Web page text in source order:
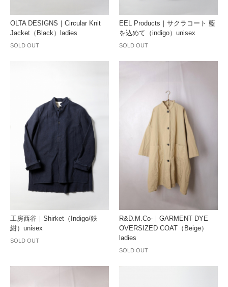
OLTA DESIGNS｜Circular Knit
Jacket（Black）ladies
SOLD OUT
EEL Products｜サクラコート 藍
を込めて（indigo）unisex
SOLD OUT
工房西谷｜Shirket（Indigo/鉄
紺）unisex
SOLD OUT
R&D.M.Co-｜GARMENT DYE
OVERSIZED COAT（Beige）
ladies
SOLD OUT